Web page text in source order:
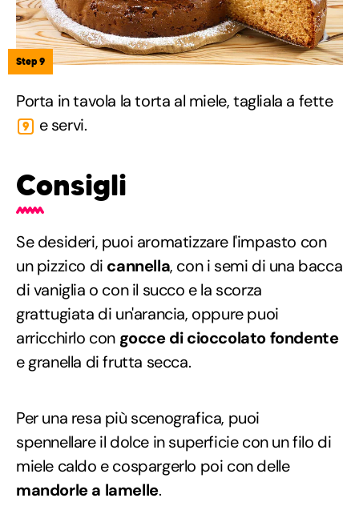
Step 9
Porta in tavola la torta al miele, tagliala a fette
9 e servi.
Consigli
Se desideri, puoi aromatizzare l'impasto con
un pizzico di cannella, con i semi di una bacca
di vaniglia o con il succo e la scorza
grattugiata di un'arancia, oppure puoi
arricchirlo con gocce di cioccolato fondente
e granella di frutta secca.
Per una resa più scenografica, puoi
spennellare il dolce in superficie con un filo di
miele caldo e cospargerlo poi con delle
mandorle a lamelle.